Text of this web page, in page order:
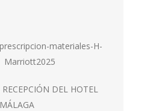
DEL HOTEL